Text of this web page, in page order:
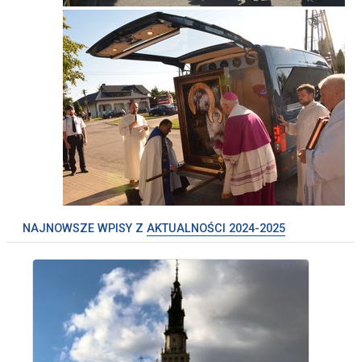
NAJNOWSZE WPISY Z AKTUALNOŚCI 2024-2025